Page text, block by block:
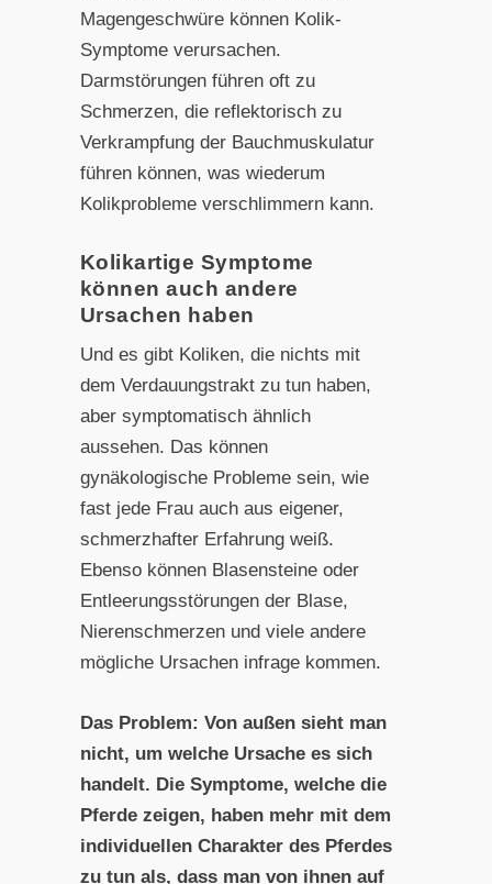
Magengeschwüre können Kolik-
Symptome verursachen.
Darmstörungen führen oft zu
Schmerzen, die reflektorisch zu
Verkrampfung der Bauchmuskulatur
führen können, was wiederum
Kolikprobleme verschlimmern kann.
Kolikartige Symptome
können auch andere
Ursachen haben
Und es gibt Koliken, die nichts mit
dem Verdauungstrakt zu tun haben,
aber symptomatisch ähnlich
aussehen. Das können
gynäkologische Probleme sein, wie
fast jede Frau auch aus eigener,
schmerzhafter Erfahrung weiß.
Ebenso können Blasensteine oder
Entleerungsstörungen der Blase,
Nierenschmerzen und viele andere
mögliche Ursachen infrage kommen.
Das Problem: Von außen sieht man
nicht, um welche Ursache es sich
handelt. Die Symptome, welche die
Pferde zeigen, haben mehr mit dem
individuellen Charakter des Pferdes
zu tun als, dass man von ihnen auf